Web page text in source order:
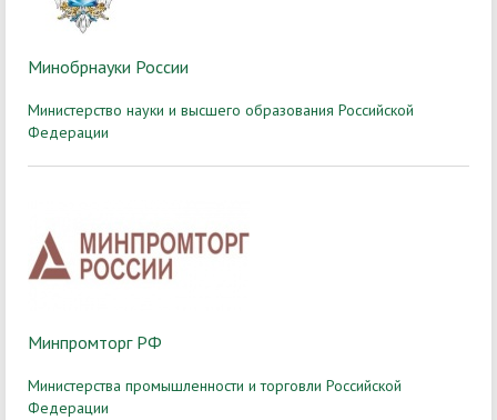
Минобрнауки России
Министерство науки и высшего образования Российской
Федерации
Минпромторг РФ
Министерства промышленности и торговли Российской
Федерации